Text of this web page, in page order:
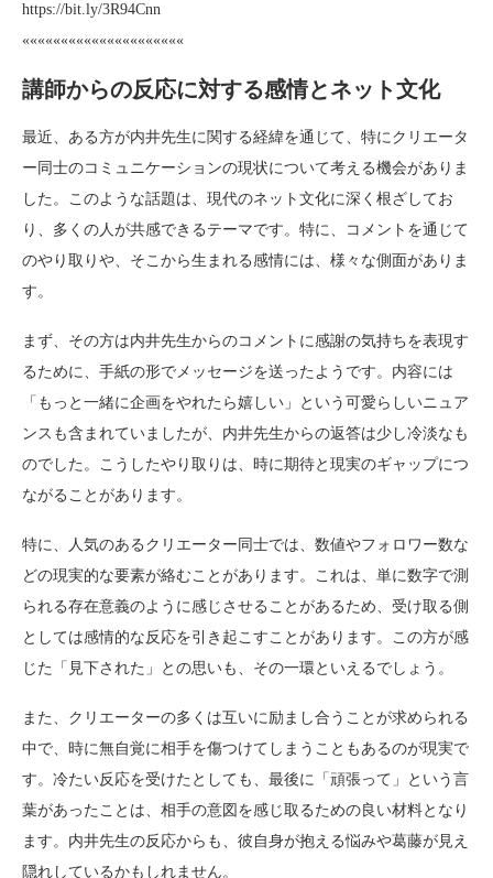
https://bit.ly/3R94Cnn
«««««««««««««««««««««
講師からの反応に対する感情とネット文化
最近、ある方が内井先生に関する経緯を通じて、特にクリエータ
ー同士のコミュニケーションの現状について考える機会がありま
した。このような話題は、現代のネット文化に深く根ざしてお
り、多くの人が共感できるテーマです。特に、コメントを通じて
のやり取りや、そこから生まれる感情には、様々な側面がありま
す。
まず、その方は内井先生からのコメントに感謝の気持ちを表現す
るために、手紙の形でメッセージを送ったようです。内容には
「もっと一緒に企画をやれたら嬉しい」という可愛らしいニュア
ンスも含まれていましたが、内井先生からの返答は少し冷淡なも
のでした。こうしたやり取りは、時に期待と現実のギャップにつ
ながることがあります。
特に、人気のあるクリエーター同士では、数値やフォロワー数な
どの現実的な要素が絡むことがあります。これは、単に数字で測
られる存在意義のように感じさせることがあるため、受け取る側
としては感情的な反応を引き起こすことがあります。この方が感
じた「見下された」との思いも、その一環といえるでしょう。
また、クリエーターの多くは互いに励まし合うことが求められる
中で、時に無自覚に相手を傷つけてしまうこともあるのが現実で
す。冷たい反応を受けたとしても、最後に「頑張って」という言
葉があったことは、相手の意図を感じ取るための良い材料となり
ます。内井先生の反応からも、彼自身が抱える悩みや葛藤が見え
隠れしているかもしれません。